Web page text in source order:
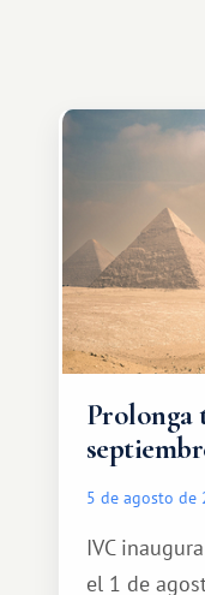
Prolonga
5 de agosto de
IVC
el 1 de